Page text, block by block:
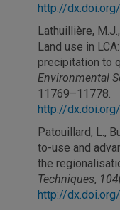
http://
Lathuillière,
Land use in
precipitation to
Environmental
11769–11778.
http://
Patouillard, L.,
to-use and
the
Techniques, 104
http://